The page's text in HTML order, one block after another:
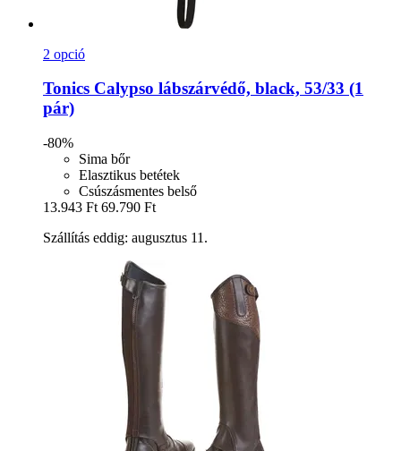
2 opció
Tonics Calypso lábszárvédő, black, 53/33 (1
pár)
-80%
Sima bőr
Elasztikus betétek
Csúszásmentes belső
13.943 Ft 69.790 Ft
Szállítás eddig: augusztus 11.